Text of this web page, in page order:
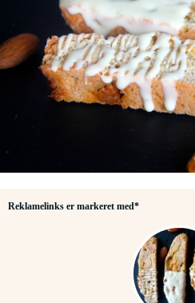
Reklamelinks er markeret med*